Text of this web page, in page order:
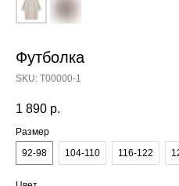
Футболка
SKU: T00000-1
1 890 р.
Размер
92-98
104-110 116-122